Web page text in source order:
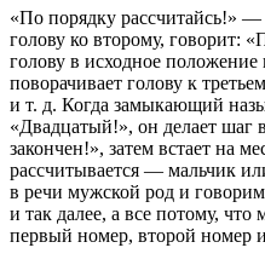
«По порядку рассчитайсь!» —
голову ко второму, говорит:
голову в исходное
поворачивает голову к
и т. д. Когда замыкающий
«Двадцатый!», он делает шаг
закончен!», затем встает на
рассчитывается — мальчик
в речи мужской род и
и так далее, а все потому,
первый номер, второй номер